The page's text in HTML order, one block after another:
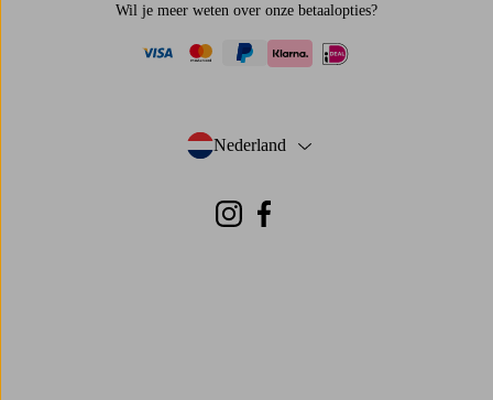
Wil je meer weten over onze betaalopties?
Nederland
- Selecteer land